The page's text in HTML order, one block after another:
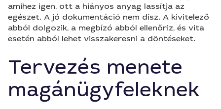
amihez igen, ott a hiányos anyag lassítja az
egészet. A jó dokumentáció nem dísz. A kivitelező
abból dolgozik, a megbízó abból ellenőriz, és vita
esetén abból lehet visszakeresni a döntéseket.
Tervezés menete
magánügyfeleknek